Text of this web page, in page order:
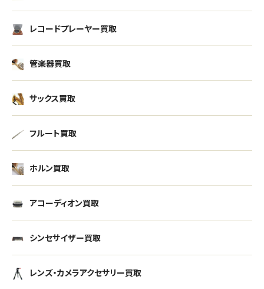
レコードプレーヤー買取
管楽器買取
サックス買取
フルート買取
ホルン買取
アコーディオン買取
シンセサイザー買取
レンズ・カメラアクセサリー買取